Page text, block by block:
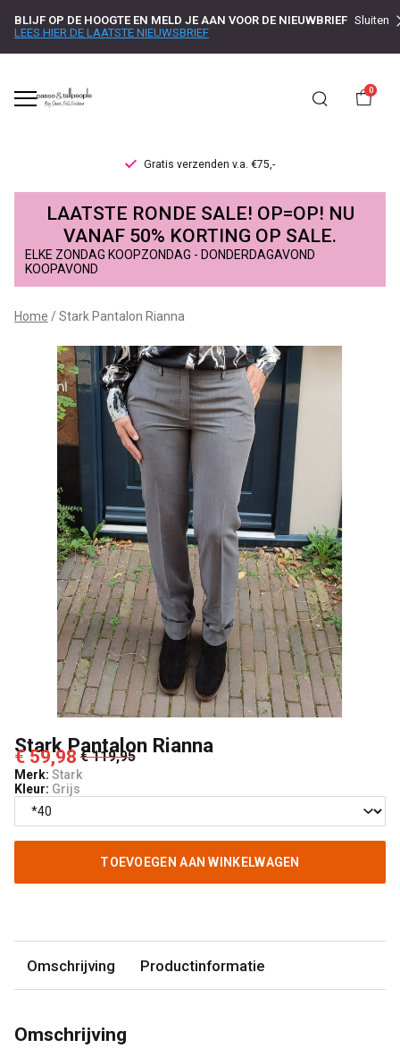
BLIJF OP DE HOOGTE EN MELD JE AAN VOOR DE NIEUWBRIEF
LEES HIER DE LAATSTE NIEUWSBRIEF
Sluiten
0
Gratis verzenden v.a. €75,-
Stark
Pantalon
Rianna
Passo
LAATSTE RONDE SALE! OP=OP! NU
VANAF 50% KORTING OP SALE.
ELKE ZONDAG KOOPZONDAG - DONDERDAGAVOND
KOOPAVOND
Home Stark Pantalon Rianna
Stark Pantalon Rianna
€ 59,98 € 119,95
Merk: Stark
Kleur: Grijs
TOEVOEGEN AAN WINKELWAGEN
Omschrijving Productinformatie
Omschrijving